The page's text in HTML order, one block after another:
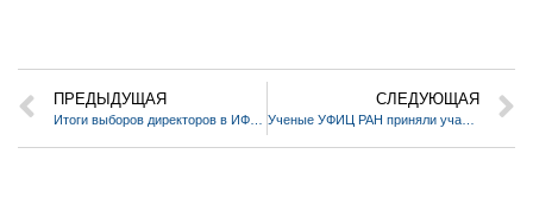
ПРЕДЫДУЩАЯ СЛЕДУЮЩАЯ
Ученые УФИЦ РАН приняли участие в круглом столе, приуроченном ко Всемирному дню пчёл